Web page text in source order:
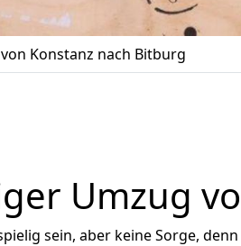
Konstanz nach Bitburg
Umzug
sein, aber keine Sorge,